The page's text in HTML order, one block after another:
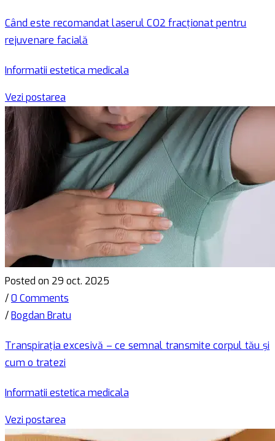
Când este recomandat laserul CO2 fracționat pentru
rejuvenare facială
Informatii estetica medicala
Vezi postarea
Posted on 29 oct. 2025
/0 Comments
/Bogdan Bratu
Transpirația excesivă – ce semnal transmite corpul tău și
cum o tratezi
Informatii estetica medicala
Vezi postarea